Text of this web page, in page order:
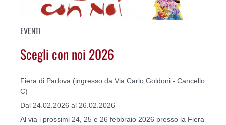
EVENTI
Scegli con noi 2026
Fiera di Padova (ingresso da Via Carlo Goldoni - Cancello
C)
Dal 24.02.2026 al 26.02.2026
Al via i prossimi 24, 25 e 26 febbraio 2026 presso la Fiera